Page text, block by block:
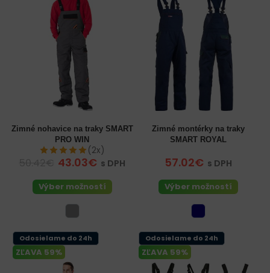
Zimné nohavice na traky SMART
PRO WIN
(2x)
43.03€ s DPH
Výber možností
Zimné montérky na traky
SMART ROYAL
57.02€ s DPH
Výber možností
ZĽAVA 59%
Odosielame do 24h
ZĽAVA 59%
Odosielame do 24h